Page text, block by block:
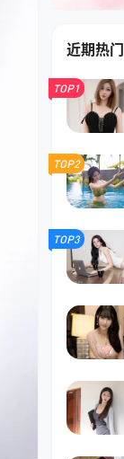
近期热门
TOP1
TOP2
TOP3